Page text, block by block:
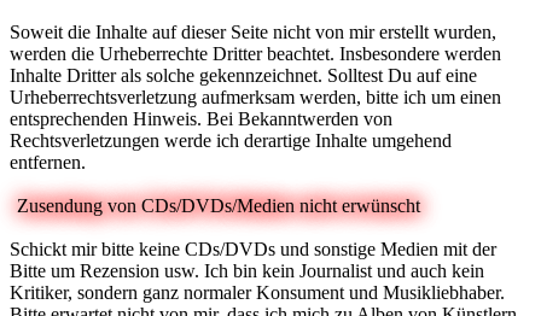
Soweit die Inhalte auf dieser Seite nicht von mir erstellt wurden,
werden die Urheberrechte Dritter beachtet. Insbesondere werden
Inhalte Dritter als solche gekennzeichnet. Solltest Du auf eine
Urheberrechtsverletzung aufmerksam werden, bitte ich um einen
entsprechenden Hinweis. Bei Bekanntwerden von
Rechtsverletzungen werde ich derartige Inhalte umgehend
entfernen.
Zusendung von CDs/DVDs/Medien nicht erwünscht
Schickt mir bitte keine CDs/DVDs und sonstige Medien mit der
Bitte um Rezension usw. Ich bin kein Journalist und auch kein
Kritiker, sondern ganz normaler Konsument und Musikliebhaber.